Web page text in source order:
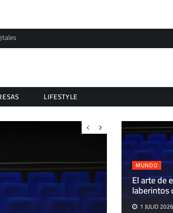
LIFESTYLE
MUNDO
El arte de
laberintos
1 JULIO 2026